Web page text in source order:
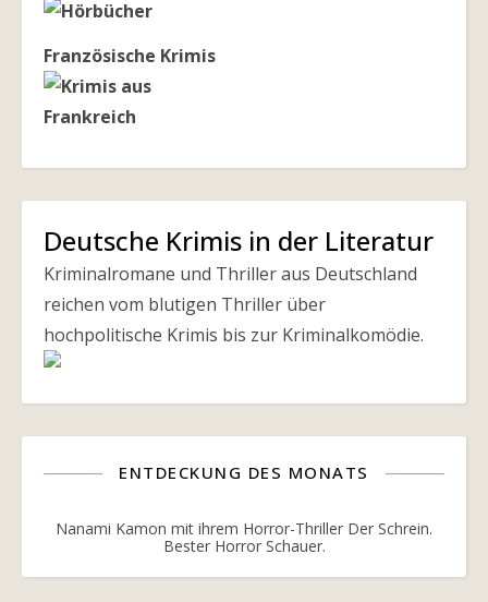
Französische Krimis
Deutsche Krimis in der Literatur
Kriminalromane und Thriller aus Deutschland
reichen vom blutigen Thriller über
hochpolitische Krimis bis zur Kriminalkomödie.
ENTDECKUNG DES MONATS
Nanami Kamon mit ihrem Horror-Thriller Der Schrein.
Bester Horror Schauer.